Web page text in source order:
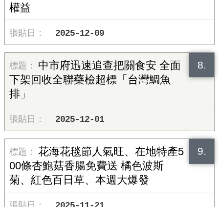
權益
2025-12-09
8.
中市府迅速追查把關食安 全面
下架回收全聯藥檢超標「台灣鯛魚
排」
2025-12-01
9.
花海花毯節人氣旺、在地特產5
00條杏鮑菇香腸免費送 橘色波斯
菊、紅色百日草、本週大爆發